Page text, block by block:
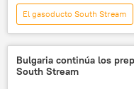
El gasoducto South Stream
Bulgaria
Serbia
Rusia
noticias
Bulgaria continúa los
South Stream